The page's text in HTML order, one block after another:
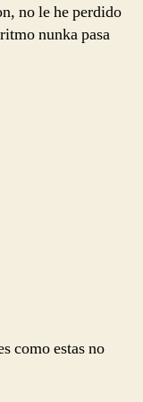
no le he perdido
nunka pasa
como estas no